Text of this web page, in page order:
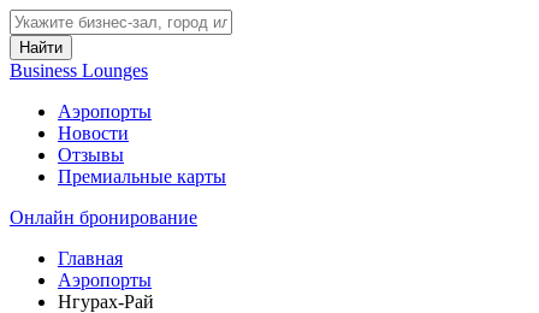
Найти
Business Lounges
Аэропорты
Новости
Отзывы
Премиальные карты
Онлайн бронирование
Главная
Аэропорты
Нгурах-Рай